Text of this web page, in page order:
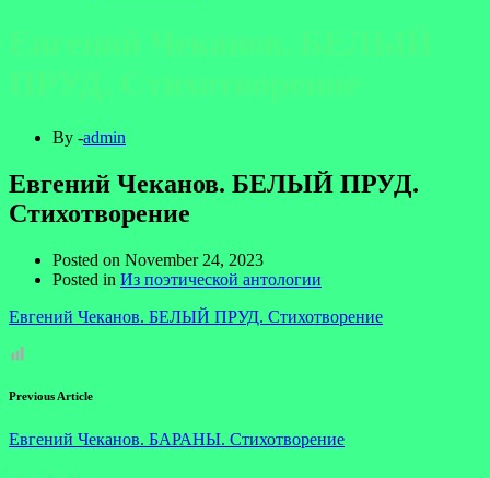
By -admin
Евгений Чеканов. БЕЛЫЙ ПРУД.
Стихотворение
Posted on November 24, 2023
Posted in Из поэтической антологии
Евгений Чеканов. БЕЛЫЙ ПРУД. Стихотворение
Previous Article
Евгений Чеканов. БАРАНЫ. Стихотворение